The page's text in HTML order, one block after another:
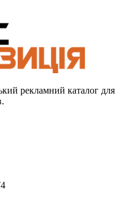
рекламний каталог для